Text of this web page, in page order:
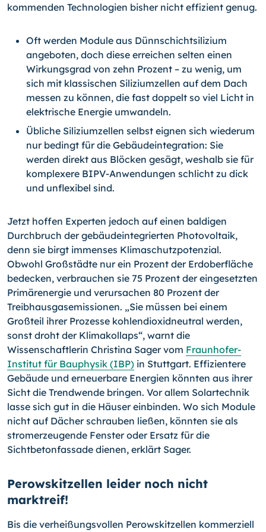
kommenden Technologien bisher nicht effizient genug.
Oft werden Module aus Dünnschichtsilizium
angeboten, doch diese erreichen selten einen
Wirkungsgrad von zehn Prozent – zu wenig, um
sich mit klassischen Siliziumzellen auf dem Dach
messen zu können, die fast doppelt so viel Licht in
elektrische Energie umwandeln.
Übliche Siliziumzellen selbst eignen sich wiederum
nur bedingt für die Gebäude­integration: Sie
werden direkt aus Blöcken gesägt, weshalb sie für
komplexere BIPV-Anwendungen schlicht zu dick
und unflexibel sind.
Jetzt hoffen Experten jedoch auf einen baldigen
Durchbruch der gebäudeintegrierten Photovoltaik,
denn sie birgt immenses Klimaschutzpotenzial.
Obwohl Großstädte nur ein Prozent der Erdoberfläche
bedecken, verbrauchen sie 75 Prozent der eingesetzten
Primärenergie und verursachen 80 Prozent der
Treibhausgasemissionen. „Sie müssen bei einem
Großteil ihrer Prozesse kohlendioxidneutral werden,
sonst droht der Klimakol­laps“, warnt die
Wissenschaftlerin Christina Sager vom Fraunhofer-
Institut für Bau­physik (IBP) in Stuttgart. Effizientere
Gebäude und erneuerbare Energien könnten aus ihrer
Sicht die Trendwende bringen. Vor allem Solartechnik
lasse sich gut in die Häuser einbinden. Wo sich Module
nicht auf Dächer schrauben ließen, könnten sie als
strom­erzeugende Fenster oder Ersatz für die
Sichtbetonfassade dienen, erklärt Sager.
Perowskitzellen leider noch nicht
marktreif!
Bis die verheißungsvollen Perowskitzellen kommerziell